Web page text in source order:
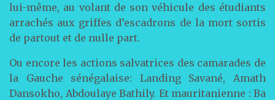
lui-même, au volant de son véhicule des étudiants
arrachés aux griffes d’escadrons de la mort sortis
de partout et de nulle part.
Ou encore les actions salvatrices des camarades de
la Gauche sénégalaise: Landing Savané, Amath
Dansokho, Abdoulaye Bathily. Et mauritanienne : Ba